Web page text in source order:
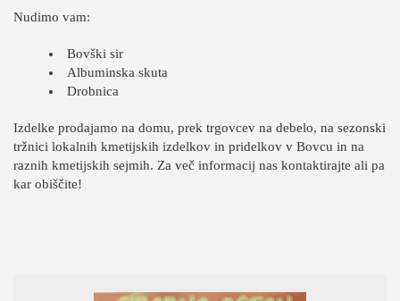
Nudimo vam:
Bovški sir
Albuminska skuta
Drobnica
Izdelke prodajamo na domu, prek trgovcev na debelo, na sezonski
tržnici lokalnih kmetijskih izdelkov in pridelkov v Bovcu in na
raznih kmetijskih sejmih. Za več informacij nas kontaktirajte ali pa
kar obiščite!